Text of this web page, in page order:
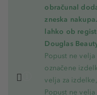
obračunal
zneska
lahko ob
Douglas
Popust ne
označene
velja za
Popust ne